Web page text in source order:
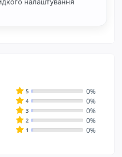
5 0%
4 0%
3 0%
2 0%
1 0%